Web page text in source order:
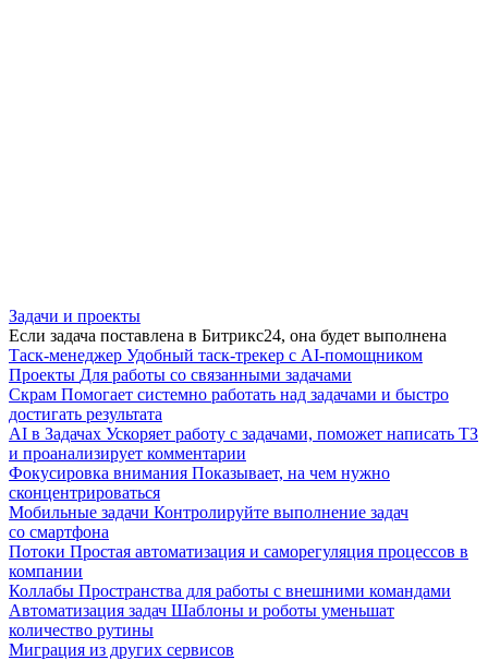
Задачи и проекты
Если задача поставлена в Битрикс24, она будет выполнена
Таск-менеджер Удобный таск-трекер с AI-помощником
Проекты Для работы со связанными задачами
Скрам Помогает системно работать над задачами и быстро
достигать результата
AI в Задачах Ускоряет работу с задачами, поможет написать ТЗ
и проанализирует комментарии
Фокусировка внимания Показывает, на чем нужно
сконцентрироваться
Мобильные задачи Контролируйте выполнение задач
со смартфона
Потоки Простая автоматизация и саморегуляция процессов в
компании
Коллабы Пространства для работы с внешними командами
Автоматизация задач Шаблоны и роботы уменьшат
количество рутины
Миграция из других сервисов